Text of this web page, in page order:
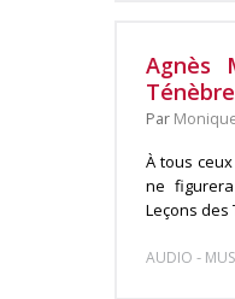
Agnès
Par
À tous
ne
Leçons des
AUDIO -